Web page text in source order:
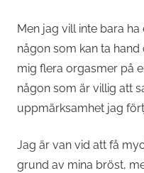
Men jag vill inte bara
någon som kan ta
mig flera orgasmer på
någon som är villig att
uppmärksamhet jag
Jag är van vid att få
grund av mina bröst,